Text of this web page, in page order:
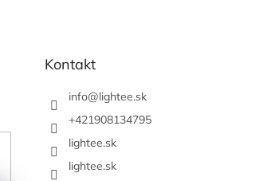
Kontakt
info@lightee.sk
+421908134795
lightee.sk
lightee.sk